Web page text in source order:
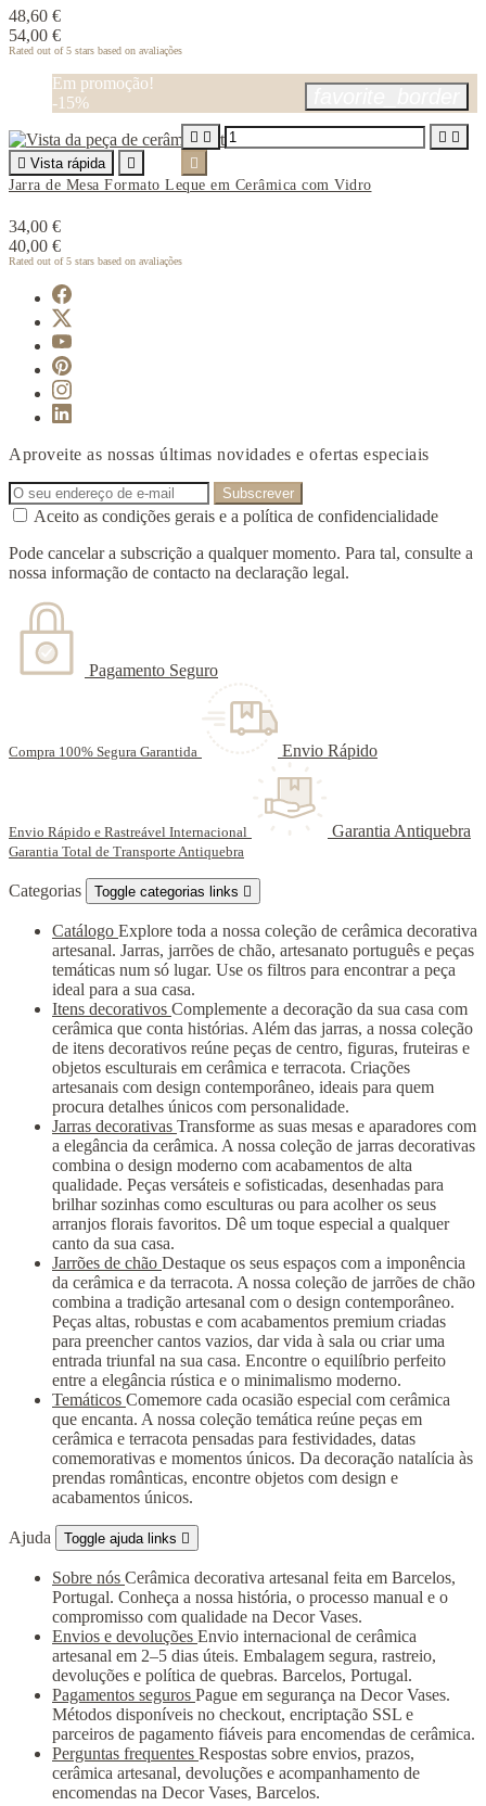
48,60 €
54,00 €
Rated out of 5 stars based on avaliações
Em promoção!
-15%
 Vista rápida

Jarra de Mesa Formato Leque em Cerâmica com Vidro
34,00 €
40,00 €
Rated out of 5 stars based on avaliações
   

Aproveite as nossas últimas novidades e ofertas especiais
Aceito as condições gerais e a política de confidencialidade
Pode cancelar a subscrição a qualquer momento. Para tal, consulte a
nossa informação de contacto na declaração legal.
Pagamento Seguro
Compra 100% Segura Garantida Envio Rápido
Envio Rápido e Rastreável Internacional Garantia Antiquebra
Garantia Total de Transporte Antiquebra
Categorias Toggle categorias links 
Catálogo Explore toda a nossa coleção de cerâmica decorativa
artesanal. Jarras, jarrões de chão, artesanato português e peças
temáticas num só lugar. Use os filtros para encontrar a peça
ideal para a sua casa.
Itens decorativos Complemente a decoração da sua casa com
cerâmica que conta histórias. Além das jarras, a nossa coleção
de itens decorativos reúne peças de centro, figuras, fruteiras e
objetos esculturais em cerâmica e terracota. Criações
artesanais com design contemporâneo, ideais para quem
procura detalhes únicos com personalidade.
Jarras decorativas Transforme as suas mesas e aparadores com
a elegância da cerâmica. A nossa coleção de jarras decorativas
combina o design moderno com acabamentos de alta
qualidade. Peças versáteis e sofisticadas, desenhadas para
brilhar sozinhas como esculturas ou para acolher os seus
arranjos florais favoritos. Dê um toque especial a qualquer
canto da sua casa.
Jarrões de chão Destaque os seus espaços com a imponência
da cerâmica e da terracota. A nossa coleção de jarrões de chão
combina a tradição artesanal com o design contemporâneo.
Peças altas, robustas e com acabamentos premium criadas
para preencher cantos vazios, dar vida à sala ou criar uma
entrada triunfal na sua casa. Encontre o equilíbrio perfeito
entre a elegância rústica e o minimalismo moderno.
Temáticos Comemore cada ocasião especial com cerâmica
que encanta. A nossa coleção temática reúne peças em
cerâmica e terracota pensadas para festividades, datas
comemorativas e momentos únicos. Da decoração natalícia às
prendas românticas, encontre objetos com design e
acabamentos únicos.
Ajuda Toggle ajuda links 
Sobre nós Cerâmica decorativa artesanal feita em Barcelos,
Portugal. Conheça a nossa história, o processo manual e o
compromisso com qualidade na Decor Vases.
Envios e devoluções Envio internacional de cerâmica
artesanal em 2–5 dias úteis. Embalagem segura, rastreio,
devoluções e política de quebras. Barcelos, Portugal.
Pagamentos seguros Pague em segurança na Decor Vases.
Métodos disponíveis no checkout, encriptação SSL e
parceiros de pagamento fiáveis para encomendas de cerâmica.
Perguntas frequentes Respostas sobre envios, prazos,
cerâmica artesanal, devoluções e acompanhamento de
encomendas na Decor Vases, Barcelos.